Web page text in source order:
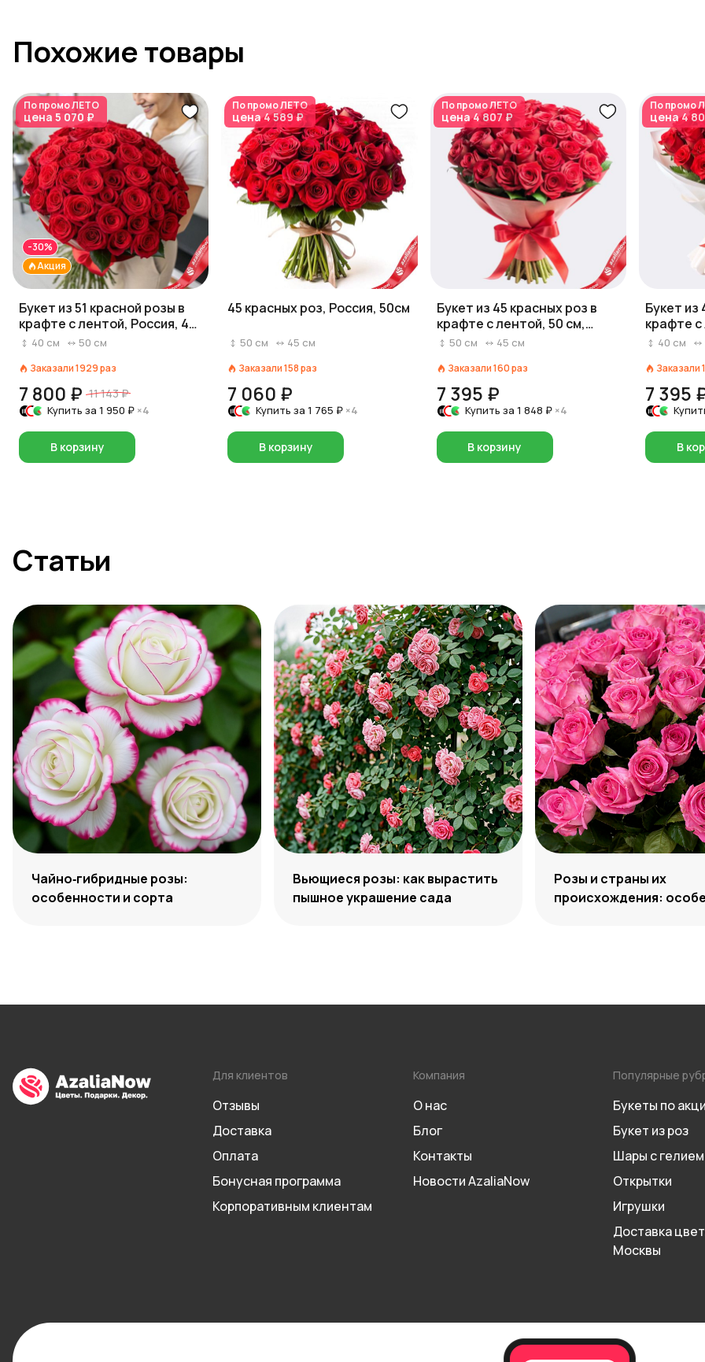
Похожие товары
По промоЛЕТО
цена 5 070 ₽
Акция
-30%
Букет из 51 красной розы в
крафте с лентой, Россия, 40
см40 см 50 см
Заказали1929раз
7 800 ₽ 11 143 ₽
Купить за 1 950 ₽ ×4
В корзину
По промоЛЕТО
цена4 589 ₽
45 красных роз, Россия, 50см
50 см 45 см
Заказали158раз
7 060 ₽
Купить за1 765 ₽ ×4
В корзину
По промоЛЕТО
цена4 807 ₽
Букет из 45 красных роз в
крафте с лентой, 50 см,
Россия
50 см 45 см
Заказали160раз
7 395 ₽
Купить за 1 848 ₽ ×4
В корзину
По промо
цена4
Букет из
крафте
см40 см
Заказали
7 395
В
Статьи
Чайно‑гибридные розы:
особенности и сорта
Вьющиеся розы: как вырастить
пышное украшение сада
Розы и страны их
происхождения:
Для клиентов
Отзывы
Доставка
Оплата
Бонусная программа
Корпоративным клиентам
Компания
О нас
Блог
Контакты
Новости AzaliaNow
Популярные
Букеты по
Букет из роз
Шары с гелием
Открытки
Игрушки
Доставка
Москвы